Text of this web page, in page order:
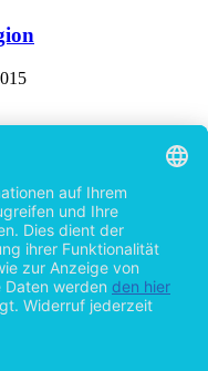
Media GmbH powered